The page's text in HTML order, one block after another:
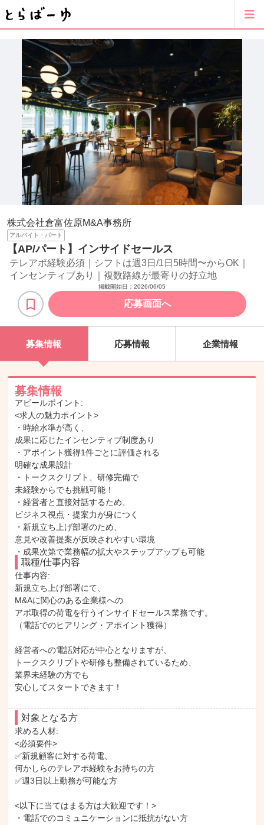
株式会社倉富佐原M&A事務所
アルバイト・パート
【AP/パート】インサイドセールス
テレアポ経験必須｜シフトは週3日/1日5時間〜からOK｜
インセンティブあり｜複数路線が最寄りの好立地
掲載開始日： 2026/06/05
応募画面へ
募集情報 応募情報 企業情報
募集情報
アピールポイント:
<求人の魅力ポイント>
・時給水準が高く、
成果に応じたインセンティブ制度あり
・アポイント獲得1件ごとに評価される
明確な成果設計
・トークスクリプト、研修完備で
未経験からでも挑戦可能！
・経営者と直接対話するため、
ビジネス視点・提案力が身につく
・新規立ち上げ部署のため、
意見や改善提案が反映されやすい環境
・成果次第で業務幅の拡大やステップアップも可能
職種/仕事内容
仕事内容:
新規立ち上げ部署にて、
M&Aに関心のある企業様への
アポ取得の荷電を行うインサイドセールス業務です。
（電話でのヒアリング・アポイント獲得）
経営者への電話対応が中心となりますが、
トークスクリプトや研修も整備されているため、
業界未経験の方でも
安心してスタートできます！
対象となる方
求める人材:
<必須要件>
✅新規顧客に対する荷電、
何かしらのテレアポ経験をお持ちの方
✅週3日以上勤務が可能な方
<以下に当てはまる方は大歓迎です！>
・電話でのコミュニケーションに抵抗がない方